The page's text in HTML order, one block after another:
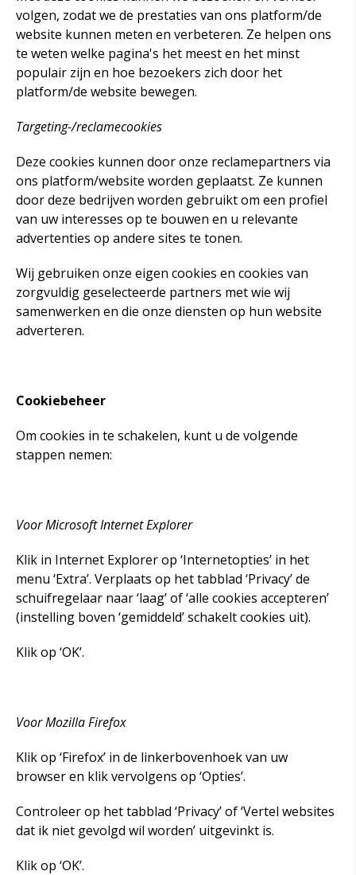
volgen, zodat we de prestaties van ons platform/de
website kunnen meten en verbeteren. Ze helpen ons
te weten welke pagina's het meest en het minst
populair zijn en hoe bezoekers zich door het
platform/de website bewegen.
Targeting-/reclamecookies
Deze cookies kunnen door onze reclamepartners via
ons platform/website worden geplaatst. Ze kunnen
door deze bedrijven worden gebruikt om een profiel
van uw interesses op te bouwen en u relevante
advertenties op andere sites te tonen.
Wij gebruiken onze eigen cookies en cookies van
zorgvuldig geselecteerde partners met wie wij
samenwerken en die onze diensten op hun website
adverteren.
Cookiebeheer
Om cookies in te schakelen, kunt u de volgende
stappen nemen:
Voor Microsoft Internet Explorer
Klik in Internet Explorer op ‘Internetopties’ in het
menu ‘Extra’. Verplaats op het tabblad ‘Privacy’ de
schuifregelaar naar ‘laag’ of ‘alle cookies accepteren’
(instelling boven ‘gemiddeld’ schakelt cookies uit).
Klik op ‘OK’.
Voor Mozilla Firefox
Klik op ‘Firefox’ in de linkerbovenhoek van uw
browser en klik vervolgens op ‘Opties’.
Controleer op het tabblad ‘Privacy’ of ‘Vertel websites
dat ik niet gevolgd wil worden’ uitgevinkt is.
Klik op ‘OK’.